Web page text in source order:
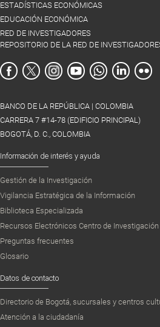
ESTADÍSTICAS ECONÓMICAS
EDUCACIÓN ECONÓMICA
RED DE INVESTIGADORES
REPOSITORIO DE LA RED DE
BANCO DE LA REPÚBLICA | COLOMBIA
CARRERA 7 #14-78 (EDIFICIO PRINCIPAL)
BOGOTÁ, D. C., COLOMBIA
Información de interés y ayuda
Gestión de la Investigación
Vigilancia Estratégica de la Información
Biblioteca Especializada
Recursos Electrónicos Centro de
Preguntas frecuentes
Glosario
Datos de contacto
Directorio de Bogotá, sucursales y centros
Atención a la ciudadanía